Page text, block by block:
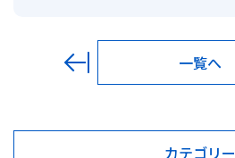
一覧へ
カテゴリー